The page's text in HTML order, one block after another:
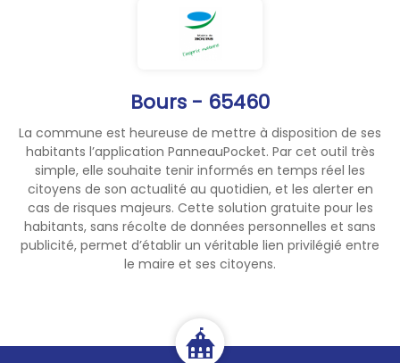
Bours - 65460
La commune est heureuse de mettre à disposition de ses
habitants l’application PanneauPocket. Par cet outil très
simple, elle souhaite tenir informés en temps réel les
citoyens de son actualité au quotidien, et les alerter en
cas de risques majeurs. Cette solution gratuite pour les
habitants, sans récolte de données personnelles et sans
publicité, permet d’établir un véritable lien privilégié entre
le maire et ses citoyens.